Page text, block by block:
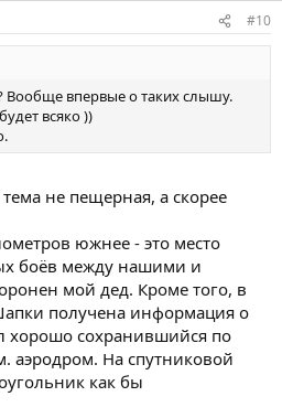
#10
Вообще впервые о таких слышу.
всяко ))
не пещерная, а скорее
южнее - это место
боёв между нашими и
мой дед. Кроме того, в
получена информация о
хорошо сохранившийся по
аэродром. На спутниковой
как бы